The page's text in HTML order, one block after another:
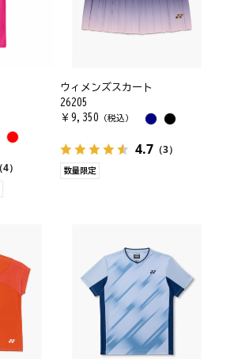
（4）
ウィメンズスカート
26205
￥ 9,350 （税込）
4.7（3）
数量限定